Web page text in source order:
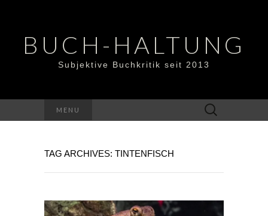
BUCH-HALTUNG
Subjektive Buchkritik seit 2013
MENU
Suchen
nach:
TAG ARCHIVES: TINTENFISCH